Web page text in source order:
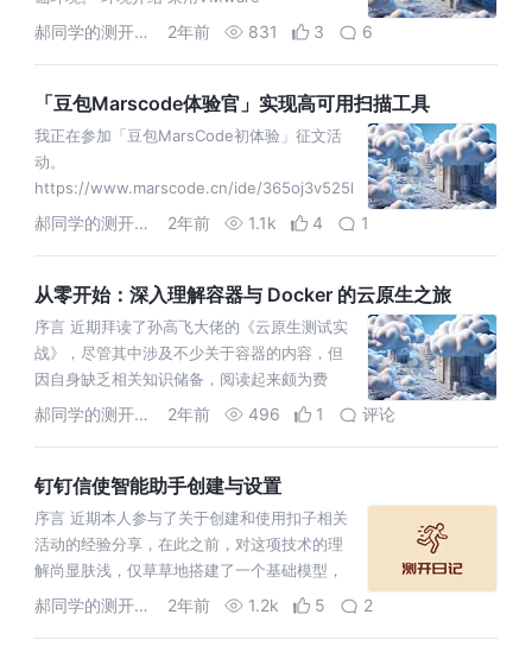
Fusion+centos7虚拟机，Docker作为容器运
郝同学的测开笔记 2年前 831 3 6
「豆包Marscode体验官」实现高可用扫描工具
我正在参加「豆包MarsCode初体验」征文活
动。
https://www.marscode.cn/ide/365oj3v525l
yrk 前言 最近接触K8s，了解到K8s提供了非常
郝同学的测开笔记 2年前 1.1k 4 1
从零开始：深入理解容器与 Docker 的云原生之旅
序言 近期拜读了孙高飞大佬的《云原生测试实
战》，尽管其中涉及不少关于容器的内容，但
因自身缺乏相关知识储备，阅读起来颇为费
力。然而，考虑到云原生的重要性以及当前主
郝同学的测开笔记 2年前 496 1 评论
钉钉信使智能助手创建与设置
序言 近期本人参与了关于创建和使用扣子相关
活动的经验分享，在此之前，对这项技术的理
解尚显肤浅，仅草草地搭建了一个基础模型，
并未深入探索其高级特性，如插件开发、知识
郝同学的测开笔记 2年前 1.2k 5 2